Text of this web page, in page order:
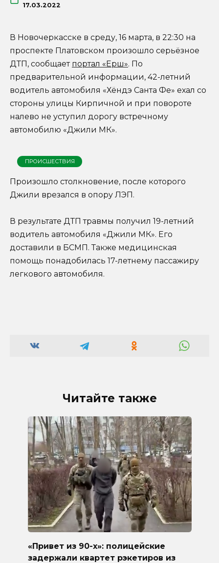
17.03.2022
В Новочеркасске в среду, 16 марта, в 22:30 на
проспекте Платовском произошло серьёзное
ДТП, сообщает портал «Ерш». По
предварительной информации, 42-летний
водитель автомобиля «Хёндэ Санта Фе» ехал со
стороны улицы Кирпичной и при повороте
налево не уступил дорогу встречному
автомобилю «Джили МК».
ПРОИСШЕСТВИЯ
Произошло столкновение, после которого
Джили врезался в опору ЛЭП.
В результате ДТП травмы получил 19-летний
водитель автомобиля «Джили МК». Его
доставили в БСМП. Также медицинская
помощь понадобилась 17-летнему пассажиру
легкового автомобиля.
Читайте также
«Привет из 90-х»: полицейские
задержали квартет рэкетиров из